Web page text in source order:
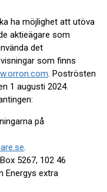
ha möjlighet att utöva
aktieägare som
det
som finns
. Poströsten
1 augusti 2024.
på
.
5267, 102 46
Energys extra